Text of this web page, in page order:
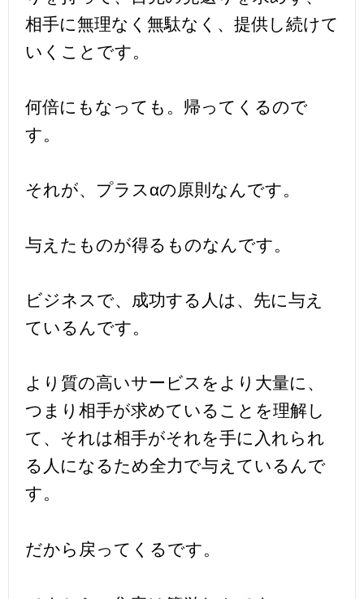
相手に無理なく無駄なく、提供し続けて
いくことです。
何倍にもなっても。帰ってくるので
す。
それが、プラスαの原則なんです。
与えたものが得るものなんです。
ビジネスで、成功する人は、先に与え
ているんです。
より質の高いサービスをより大量に、
つまり相手が求めていることを理解し
て、それは相手がそれを手に入れられ
る人になるため全力で与えているんで
す。
だから戻ってくるです。